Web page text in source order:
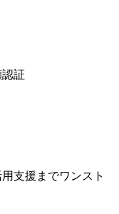
証
支援までワンスト